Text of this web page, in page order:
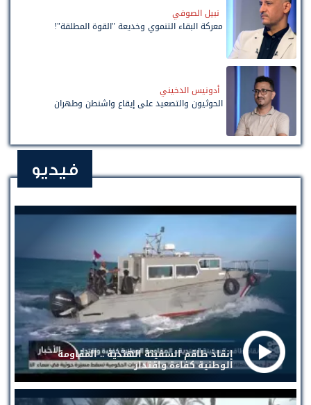
نبيل الصوفي
معركة البقاء التنموي وخديعة "القوة المطلقة"!
أدونيس الدخيني
الحوثيون والتصعيد على إيقاع واشنطن وطهران
فيديو
إنقاذ طاقم السفينة الهندية .. المقاومة
الوطنية كفاءة واقتدار